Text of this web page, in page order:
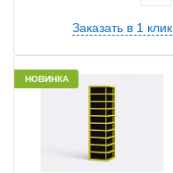
Заказать в 1 клик
НОВИНКА